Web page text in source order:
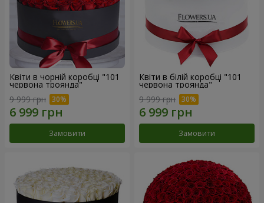
Квіти в чорній коробці "101
червона троянда"
9 999 грн
Замовити
Квіти в білій коробці "101
червона троянда"
9 999 грн
Замовити